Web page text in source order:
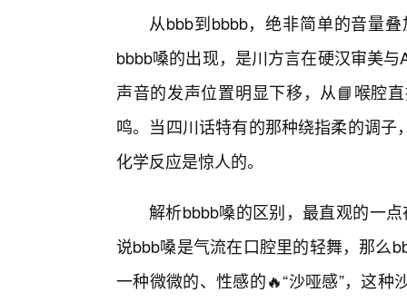
从bbb到bbbb，绝非简单的音量
bbbb嗓的出现，是川方言在硬汉审美
声音的发声位置明显下移，从📘喉腔
鸣。当四川话特有的那种绕指柔的调
化学反应是惊人的。
解析bbbb嗓的区别，最直观的一
说bbb嗓是气流在口腔里的轻舞，那么
一种微微的、性感的🔥“沙哑感”，这